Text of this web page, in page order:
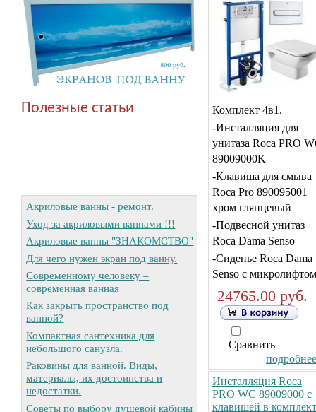
Полезные статьи
Акриловые ванны - ремонт.
Уход за акриловыми ваннами !!!
Акриловые ванны "ЗНАКОМСТВО"
Для чего нужен экран под ванну.
Современному человеку –
современная ванная
Как закрыть пространство под
ванной?
Компактная сантехника для
небольшого санузла.
Раковины для ванной. Виды,
материалы, их достоинства и
недостатки.
Советы по выбору душевой кабины
Комплект 4в1.
-Инсталляция для
унитаза Roca PRO
89009000K
-Клавиша для смыва
Roca Pro 890095001
хром глянцевый
-Подвесной унитаз
Roca Dama Senso
-Сиденье Roca Dama
Senso с микролифтом
24765.00 руб.
Сравнить
Инсталляция Roca
PRO WC 89009000 с
клавишей в